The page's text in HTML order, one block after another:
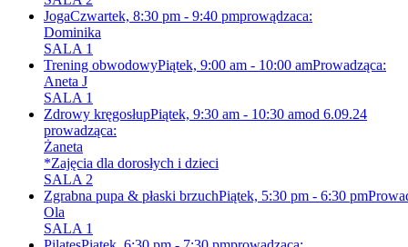
JogaCzwartek, 8:30 pm - 9:40 pmprowądzaca:
Dominika
SALA 1
Trening obwodowyPiątek, 9:00 am - 10:00 amProwadząca:
Aneta J
SALA 1
Zdrowy kręgosłupPiątek, 9:30 am - 10:30 amod 6.09.24
prowadząca:
Żaneta
*Zajęcia dla dorosłych i dzieci
SALA 2
Zgrabna pupa & płaski brzuchPiątek, 5:30 pm - 6:30 pm
Ola
SALA 1